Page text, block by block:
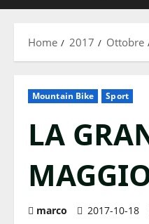
Home 2017 Ottobre
Mountain Bike Sport
LA
marco 2017-10-18